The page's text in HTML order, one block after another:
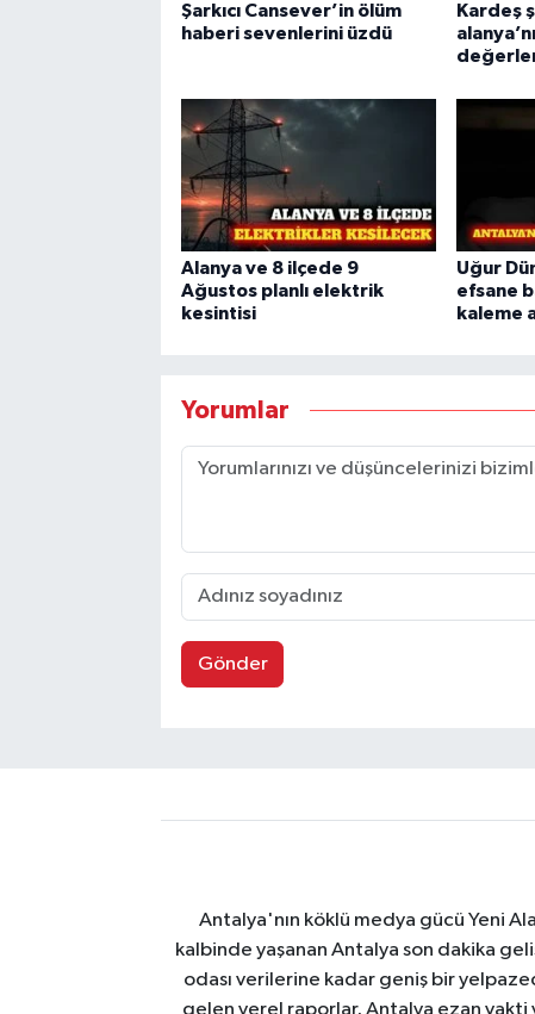
Şarkıcı Cansever’in ölüm
haberi sevenlerini üzdü
Kardeş
Alanya ve 8 ilçede 9
Ağustos planlı elektrik
kesintisi
Uğur
efsane
kaleme
Yorumlar
Gönder
Antalya'nın köklü medya gücü Yeni
kalbinde yaşanan Antalya son dakika
odası verilerine kadar geniş bir